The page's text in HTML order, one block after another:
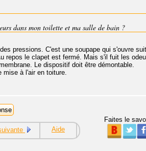
dans mon toilette et ma salle de bain ?
pressions. C'est une soupape qui s'ouvre
repos le clapet est fermé. Mais s'il fuit les
Le dispositif doit être démontable.
à l'air en toiture.
Aide
Faites le